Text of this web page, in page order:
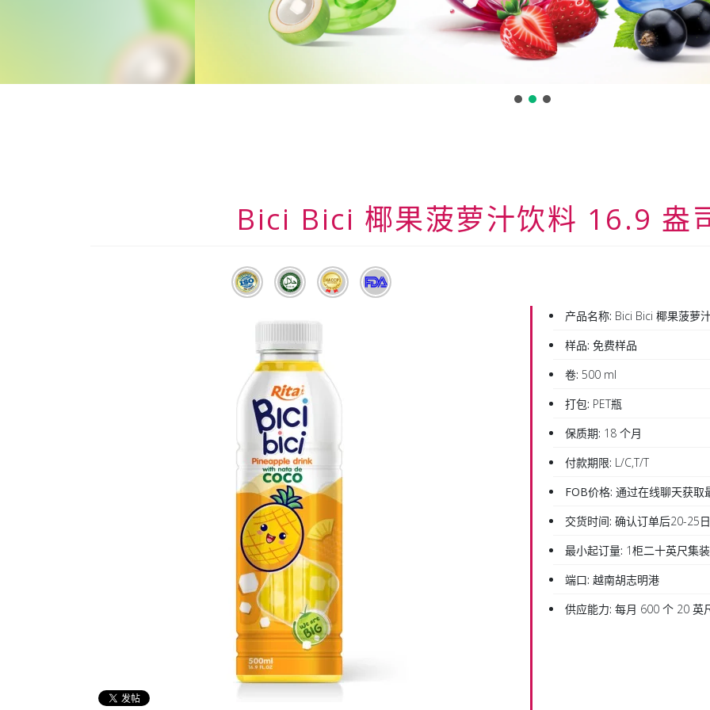
Bici Bici 椰果菠萝汁饮料 16.9 盎
产品名称: Bici Bici 椰果菠萝
样品: 免费样品
卷: 500 ml
打包: PET瓶
保质期: 18 个月
付款期限: L/C,T/T
FOB价格: 通过在线聊天获取
交货时间: 确认订单后20-25日
最小起订量: 1柜二十英尺集
端口: 越南胡志明港
供应能力: 每月 600 个 20 英